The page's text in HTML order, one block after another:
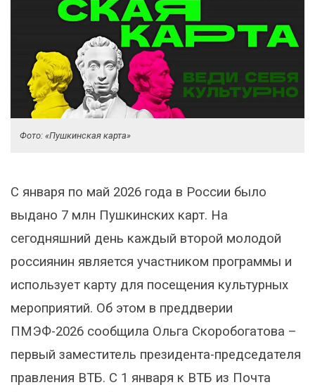
Фото: «Пушкинская карта»
С января по май 2026 года в России было
выдано 7 млн Пушкинских карт. На
сегодняшний день каждый второй молодой
россиянин является участником программы и
использует карту для посещения культурных
мероприятий. Об этом в преддверии
ПМЭФ-2026 сообщила Ольга Скоробогатова –
первый заместитель президента-председателя
правления ВТБ. С 1 января к ВТБ из Почта